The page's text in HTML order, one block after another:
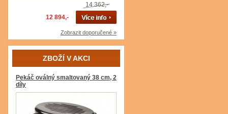
14 362,-
12 894,-
Zobrazit doporučené »
ZBOŽÍ V AKCI
Pekáč oválný smaltovaný 38 cm, 2
díly